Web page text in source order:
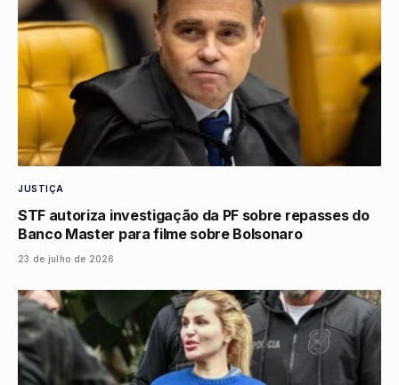
JUSTIÇA
STF autoriza investigação da PF sobre repasses do
Banco Master para filme sobre Bolsonaro
23 de julho de 2026